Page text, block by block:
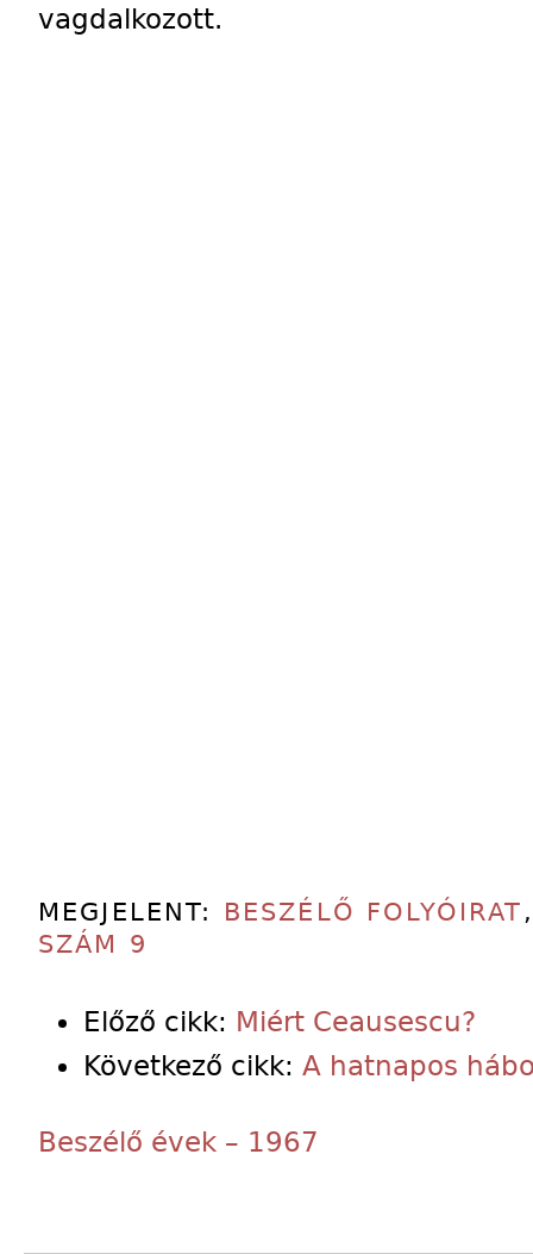
vagdalkozott.
MEGJELENT: BESZÉLŐ FOLYÓIRAT
SZÁM 9
Előző cikk: Miért Ceausescu?
Következő cikk: A hatnapos
Beszélő évek – 1967